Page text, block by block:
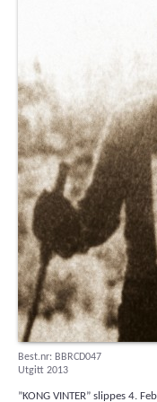
Best.nr: BBRCD047
Utgitt 2013
”KONG VINTER” slippes 4.